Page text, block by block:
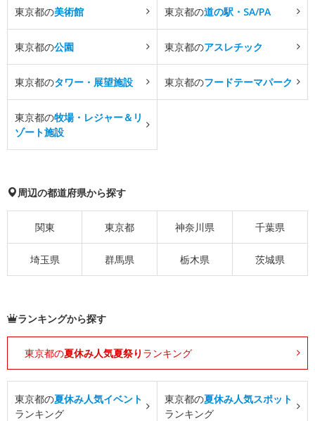
東京都の美術館 東京都の道の駅・SA/PA
東京都の公園 東京都のアスレチック
東京都のタワー・展望施設 東京都のフードテーマパーク
東京都の牧場・レジャー＆リ
ゾート施設
周辺の都道府県から探す
関東 東京都 神奈川県 千葉県
埼玉県 群馬県 栃木県 茨城県
ランキングから探す
東京都の夏休み人気夏祭り ランキング
東京都の夏休み人気イベント
ランキング
東京都の夏休み人気スポット
ランキング